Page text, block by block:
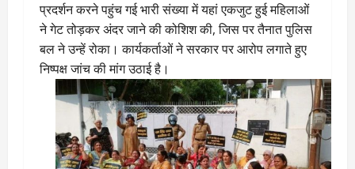
प्रदर्शन करने पहुंच गई भारी संख्या में यहां एकजुट हुई महिलाओं
ने गेट तोड़कर अंदर जाने की कोशिश की, जिस पर तैनात पुलिस
बल ने उन्हें रोका। कार्यकर्ताओं ने सरकार पर आरोप लगाते हुए
निष्पक्ष जांच की मांग उठाई है।